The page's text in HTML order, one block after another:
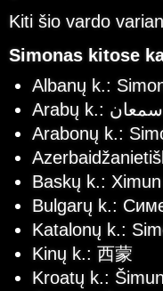
Kiti šio vardo
Simonas kitose
Albanų k.:
Arabonų k.:
Baskų k.: Ximun
Bulgarų k.:
Katalonų k.:
Kinų k.: 西蒙
Kroatų k.: Šimun